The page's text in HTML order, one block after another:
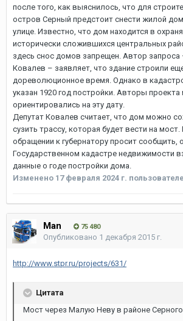
после того, как выяснилось, что для
остров Серный предстоит снести жилой
улице. Известно, что дом находится в
исторически сложившихся центральных
здесь снос домов запрещен. Автор запроса
Ковалев – заявляет, что здание строили
дореволюционное время. Однако в
указан 1920 год постройки. Авторы проекта
ориентировались на эту дату.
Депутат Ковалев считает, что дом можно
сузить трассу, которая будет вести на
обращении к губернатору просит сообщить,
Государственном кадастре недвижимости
данные о годе постройки дома.
Изменено 17 февраля 2024 г.
Man 75 480
Опубликовано 1 декабря 2015 г.
http://www.stpr.ru/projects/631/
Цитата
Мост через Малую Неву в районе